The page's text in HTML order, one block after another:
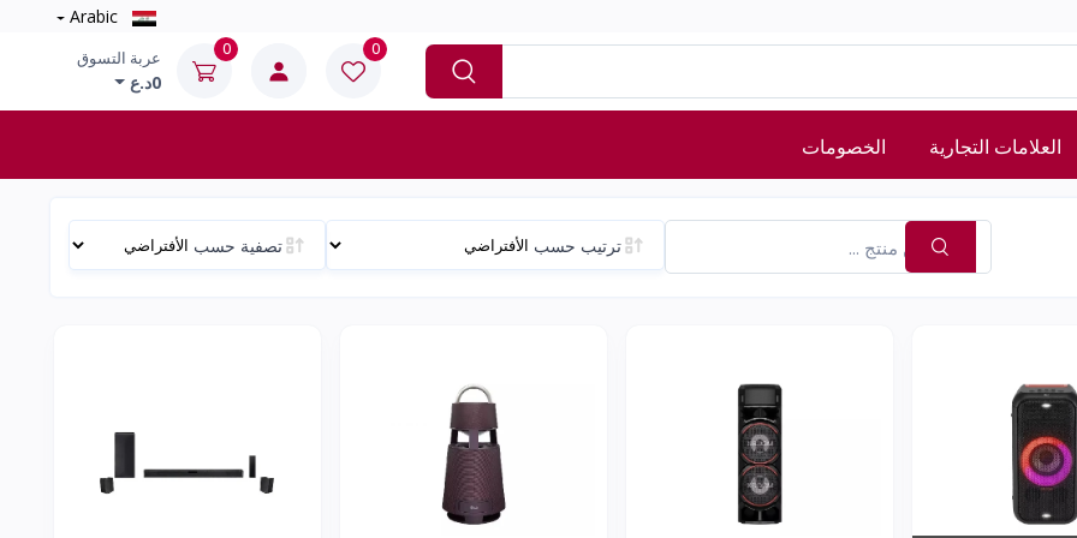
0
0 عربة التسوق
0د.ع
العلامات التجارية الخصومات
ترتيب حسب تصفية حسب